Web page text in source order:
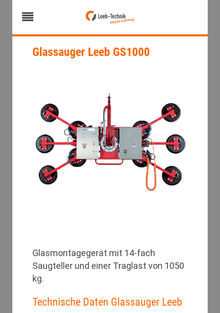
Glassauger Leeb GS1000
Glasmontagegerät mit 14-fach
Saugteller und einer Traglast von 1050
kg.
Technische Daten Glassauger Leeb